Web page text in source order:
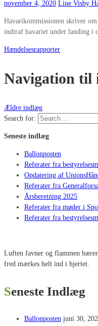
november 4, 2020 Line Visby
Havarikommissionen skriver
indtraf havariet under landing i
Hændelsesrapporter
Navigation til
Ældre indlæg
Search for:
Seneste indlæg
Ballonposten
Referater fra
Opdatering af
Referater fra
Årsberetning 2025
Referater fra møder i
Referater fra
Luften favner og flammen
fred mærkes helt ind i hjertet.
Seneste Indlæg
Ballonposten juni 30,